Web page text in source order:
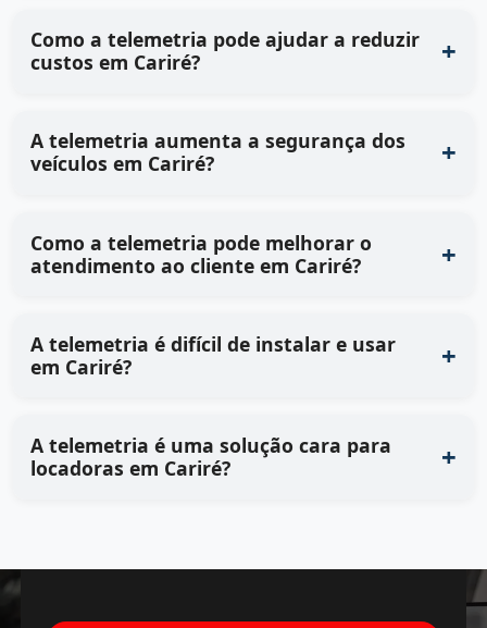
Como a telemetria pode ajudar a reduzir
custos em Cariré?
A telemetria aumenta a segurança dos
veículos em Cariré?
Como a telemetria pode melhorar o
atendimento ao cliente em Cariré?
A telemetria é difícil de instalar e usar
em Cariré?
A telemetria é uma solução cara para
locadoras em Cariré?